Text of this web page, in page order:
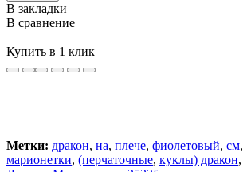
В закладки
В сравнение
Купить в 1 клик
Метки: дракон, на, плече, фиолетовый, см,
марионетки, (перчаточные, куклы) дракон,